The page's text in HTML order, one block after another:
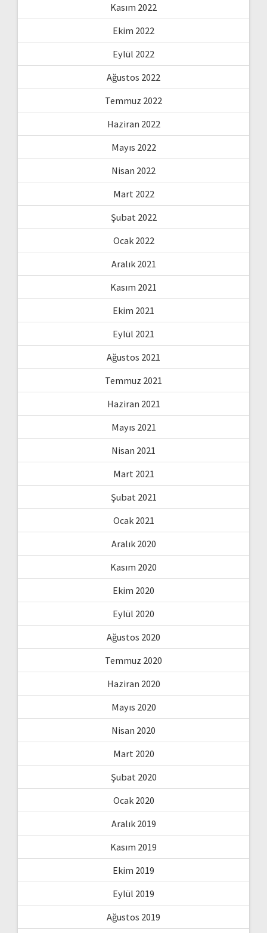
Kasım 2022
Ekim 2022
Eylül 2022
Ağustos 2022
Temmuz 2022
Haziran 2022
Mayıs 2022
Nisan 2022
Mart 2022
Şubat 2022
Ocak 2022
Aralık 2021
Kasım 2021
Ekim 2021
Eylül 2021
Ağustos 2021
Temmuz 2021
Haziran 2021
Mayıs 2021
Nisan 2021
Mart 2021
Şubat 2021
Ocak 2021
Aralık 2020
Kasım 2020
Ekim 2020
Eylül 2020
Ağustos 2020
Temmuz 2020
Haziran 2020
Mayıs 2020
Nisan 2020
Mart 2020
Şubat 2020
Ocak 2020
Aralık 2019
Kasım 2019
Ekim 2019
Eylül 2019
Ağustos 2019